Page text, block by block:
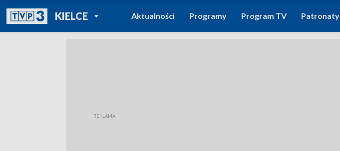
KIELCEPOWRÓT DO
TVP REGIONY
Aktualności Programy Program TV Patronaty